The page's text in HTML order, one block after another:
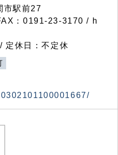
駅前27
：0191-23-3170 / h
定休日：不定休